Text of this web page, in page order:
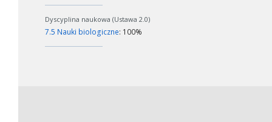
Dyscyplina naukowa (Ustawa 2.0)
7.5 Nauki biologiczne: 100%